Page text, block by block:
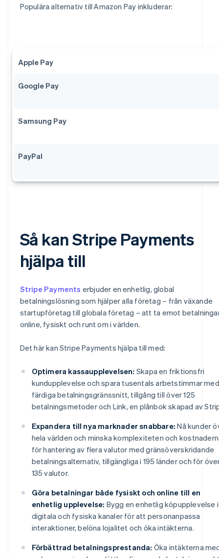
Populära alternativ till Amazon Pay inkluderar:
Apple Pay
Google Pay
Samsung Pay
PayPal
Så kan Stripe Payments
hjälpa till
Stripe Payments erbjuder en enhetlig, global
betalningslösning som hjälper alla företag – från växande
startupföretag till globala företag – att ta emot
online, fysiskt och runt om i världen.
Det här kan Stripe Payments hjälpa till med:
Optimera kassaupplevelsen: Skapa en friktionsfri
kundupplevelse och spara tusentals arbetstimmar med
färdiga betalningsgränssnitt, tillgång till över 125
betalningsmetoder och Link, en plånbok skapad av
Expandera till nya marknader snabbare: Nå kunder
hela världen och minska komplexiteten och
för hantering av flera valutor med gränsöverskridande
betalningsalternativ, tillgängliga i 195 länder och för
135 valutor.
Göra betalningar både fysiskt och online till en
enhetlig upplevelse: Bygg en enhetlig köpupplevelse i
digitala och fysiska kanaler för att personanpassa
interaktioner, belöna lojalitet och öka intäkterna.
Förbättrad betalningsprestanda: Öka intäkterna